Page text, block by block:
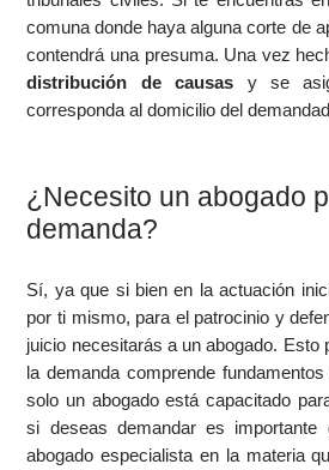
comuna donde haya alguna corte de
contendrá una presuma. Una vez
distribución de causas y se
corresponda al domicilio del
¿Necesito un abogado
demanda?
Sí, ya que si bien en la actuación
por ti mismo, para el patrocinio y
juicio necesitarás a un abogado. Esto
la demanda comprende
solo un abogado está capacitado
si deseas demandar es
abogado especialista en la materia